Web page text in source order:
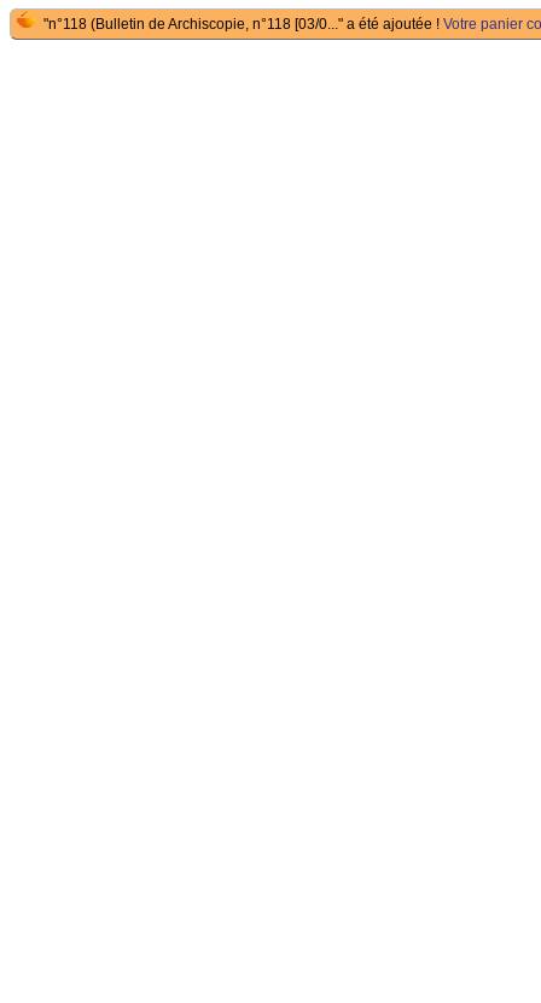
"n°118 (Bulletin de Archiscopie, n°118 [03/0..." a été ajoutée ! Votre panier